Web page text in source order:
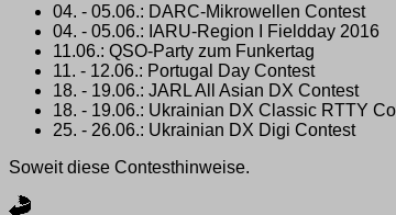
04. - 05.06.: DARC-Mikrowellen Contest
04. - 05.06.: IARU-Region I Fieldday 2016
11.06.: QSO-Party zum Funkertag
11. - 12.06.: Portugal Day Contest
18. - 19.06.: JARL All Asian DX Contest
18. - 19.06.: Ukrainian DX Classic RTTY
25. - 26.06.: Ukrainian DX Digi Contest
Soweit diese Contesthinweise.